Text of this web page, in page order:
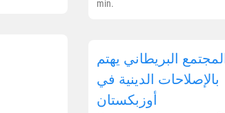
min.
البريطاني يهتم
بالإصلاحات الدينية في
أوزبكستان